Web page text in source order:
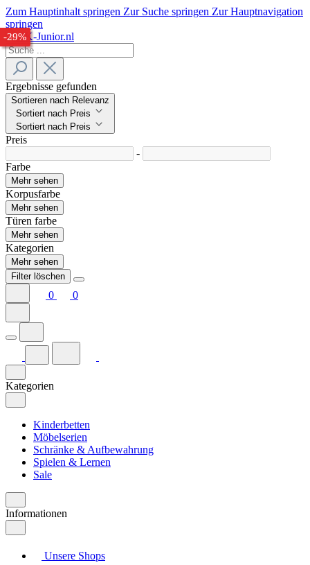
Zum Hauptinhalt springen Zur Suche springen Zur Hauptnavigation
springen
Ergebnisse gefunden
Sortieren nach Relevanz
Sortiert nach Preis
Sortiert nach Preis
Preis
-
Farbe
Mehr sehen
Korpusfarbe
Mehr sehen
Türen farbe
Mehr sehen
Kategorien
Mehr sehen
Filter löschen
0 0
Kategorien
Kinderbetten
Möbelserien
Schränke & Aufbewahrung
Spielen & Lernen
Sale
Informationen
Unsere Shops
-26%
-30%
-29%